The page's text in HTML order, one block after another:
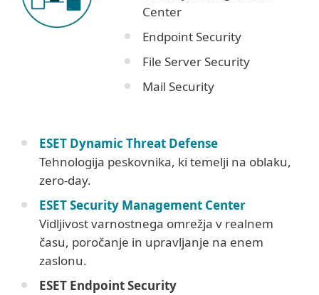
Center
Endpoint Security
File Server Security
Mail Security
ESET Dynamic Threat Defense
Tehnologija peskovnika, ki temelji na oblaku,
zero-day.
ESET Security Management Center
Vidljivost varnostnega omrežja v realnem
času, poročanje in upravljanje na enem
zaslonu.
ESET Endpoint Security